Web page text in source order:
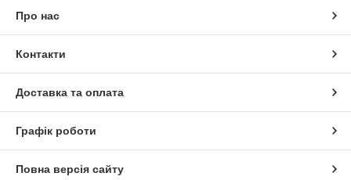
Про нас
Контакти
Доставка та оплата
Графік роботи
Повна версія сайту